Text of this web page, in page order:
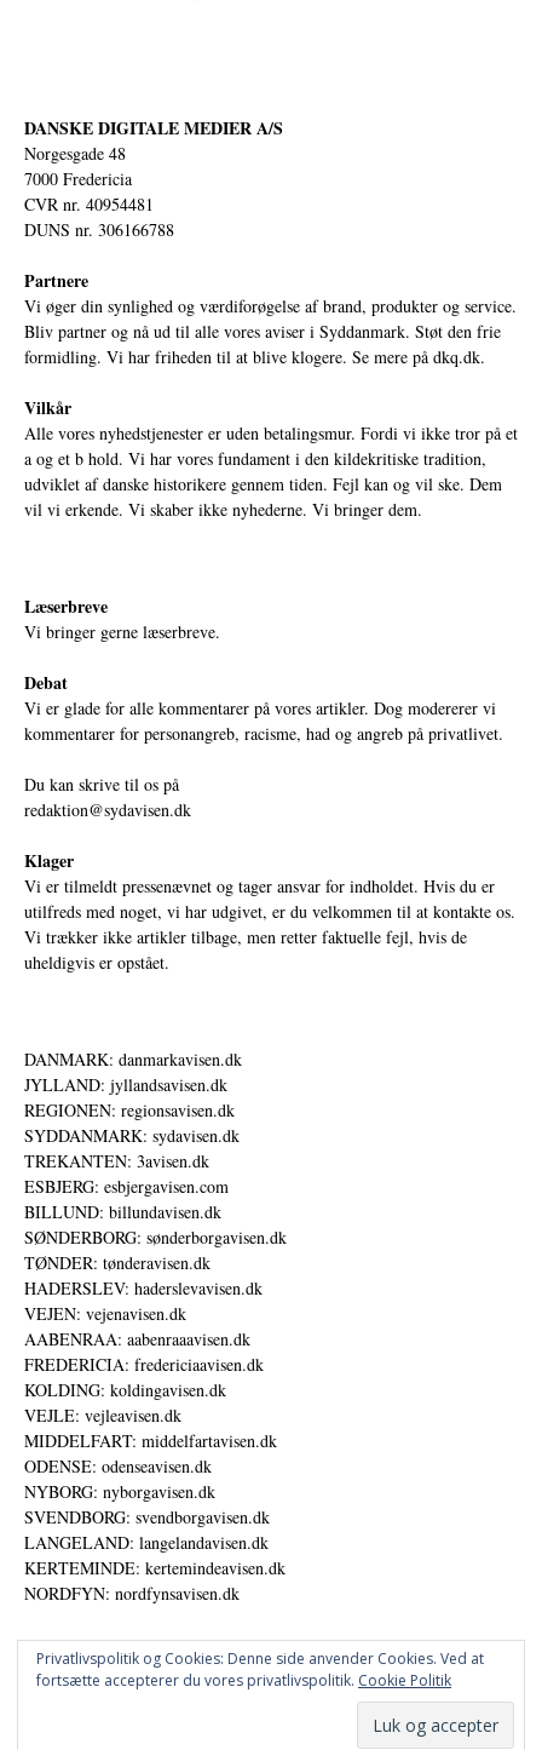
DANSKE DIGITALE MEDIER A/S
Norgesgade 48
7000 Fredericia
CVR nr. 40954481
DUNS nr. 306166788
Partnere
Vi øger din synlighed og værdiforøgelse af brand, produkter og service.
Bliv partner og nå ud til alle vores aviser i Syddanmark. Støt den frie
formidling. Vi har friheden til at blive klogere. Se mere på dkq.dk.
Vilkår
Alle vores nyhedstjenester er uden betalingsmur. Fordi vi ikke tror på et
a og et b hold. Vi har vores fundament i den kildekritiske tradition,
udviklet af danske historikere gennem tiden. Fejl kan og vil ske. Dem
vil vi erkende. Vi skaber ikke nyhederne. Vi bringer dem.
Læserbreve
Vi bringer gerne læserbreve.
Debat
Vi er glade for alle kommentarer på vores artikler. Dog modererer vi
kommentarer for personangreb, racisme, had og angreb på privatlivet.
Du kan skrive til os på
redaktion@sydavisen.dk
Klager
Vi er tilmeldt pressenævnet og tager ansvar for indholdet. Hvis du er
utilfreds med noget, vi har udgivet, er du velkommen til at kontakte os.
Vi trækker ikke artikler tilbage, men retter faktuelle fejl, hvis de
uheldigvis er opstået.
DANMARK: danmarkavisen.dk
JYLLAND: jyllandsavisen.dk
REGIONEN: regionsavisen.dk
SYDDANMARK: sydavisen.dk
TREKANTEN: 3avisen.dk
ESBJERG: esbjergavisen.com
BILLUND: billundavisen.dk
SØNDERBORG: sønderborgavisen.dk
TØNDER: tønderavisen.dk
HADERSLEV: haderslevavisen.dk
VEJEN: vejenavisen.dk
AABENRAA: aabenraaavisen.dk
FREDERICIA: fredericiaavisen.dk
KOLDING: koldingavisen.dk
VEJLE: vejleavisen.dk
MIDDELFART: middelfartavisen.dk
ODENSE: odenseavisen.dk
NYBORG: nyborgavisen.dk
SVENDBORG: svendborgavisen.dk
LANGELAND: langelandavisen.dk
KERTEMINDE: kertemindeavisen.dk
NORDFYN: nordfynsavisen.dk
Privatlivspolitik og Cookies: Denne side anvender Cookies. Ved at
fortsætte accepterer du vores privatlivspolitik. Cookie Politik